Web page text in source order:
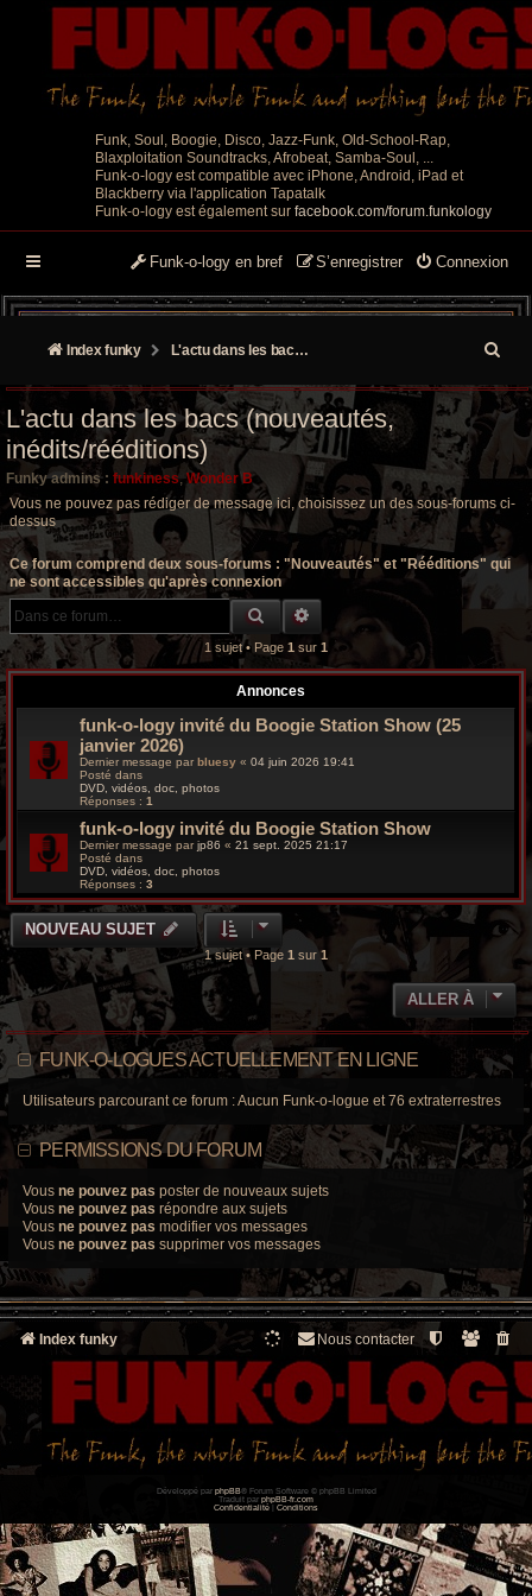
Funk, Soul, Boogie, Disco, Jazz-Funk, Old-School-Rap,
Blaxploitation Soundtracks, Afrobeat, Samba-Soul, ...
Funk-o-logy est compatible avec iPhone, Android, iPad et
Blackberry via l'application Tapatalk
Funk-o-logy est également sur facebook.com/forum.funkology
Connexion
S’enregistrer
Funk-o-logy en bref
Index funky L'actu dans les bacs (nouveautés, inédits/rééditions)
e
e
r
L'actu dans les bacs (nouveautés,
inédits/rééditions)
Funky admins : funkiness,Wonder B
Vous ne pouvez pas rédiger de message ici, choisissez un des sous-forums ci-
dessus
Ce forum comprend deux sous-forums : "Nouveautés" et "Rééditions" qui
ne sont accessibles qu'après connexion
RECHERCHE GROOVY
RECHERCHE AVANCÉE
1 sujet • Page 1 sur 1
Annonces
funk-o-logy invité du Boogie Station Show (25
janvier 2026)
Dernier message par bluesy « 04 juin 2026 19:41
Posté dans
DVD, vidéos, doc, photos
Réponses : 1
funk-o-logy invité du Boogie Station Show
Dernier message parjp86 « 21 sept. 2025 21:17
Posté dans
DVD, vidéos, doc, photos
Réponses : 3
NOUVEAU SUJET
1 sujet • Page 1 sur 1
ALLER À
FUNK-O-LOGUES ACTUELLEMENT EN LIGNE
Utilisateurs parcourant ce forum : Aucun Funk-o-logue et 76 extraterrestres
PERMISSIONS DU FORUM
Vous ne pouvez pas poster de nouveaux sujets
Vous ne pouvez pas répondre aux sujets
Vous ne pouvez pas modifier vos messages
Vous ne pouvez pas supprimer vos messages
Index funky Nous contacter
Développé par phpBB® Forum Software © phpBB Limited
Traduit par phpBB-fr.com
Confidentialité | Conditions